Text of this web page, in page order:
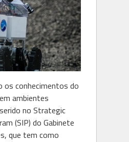
os conhecimentos do
ambientes
no Strategic
(SIP) do Gabinete
que tem como